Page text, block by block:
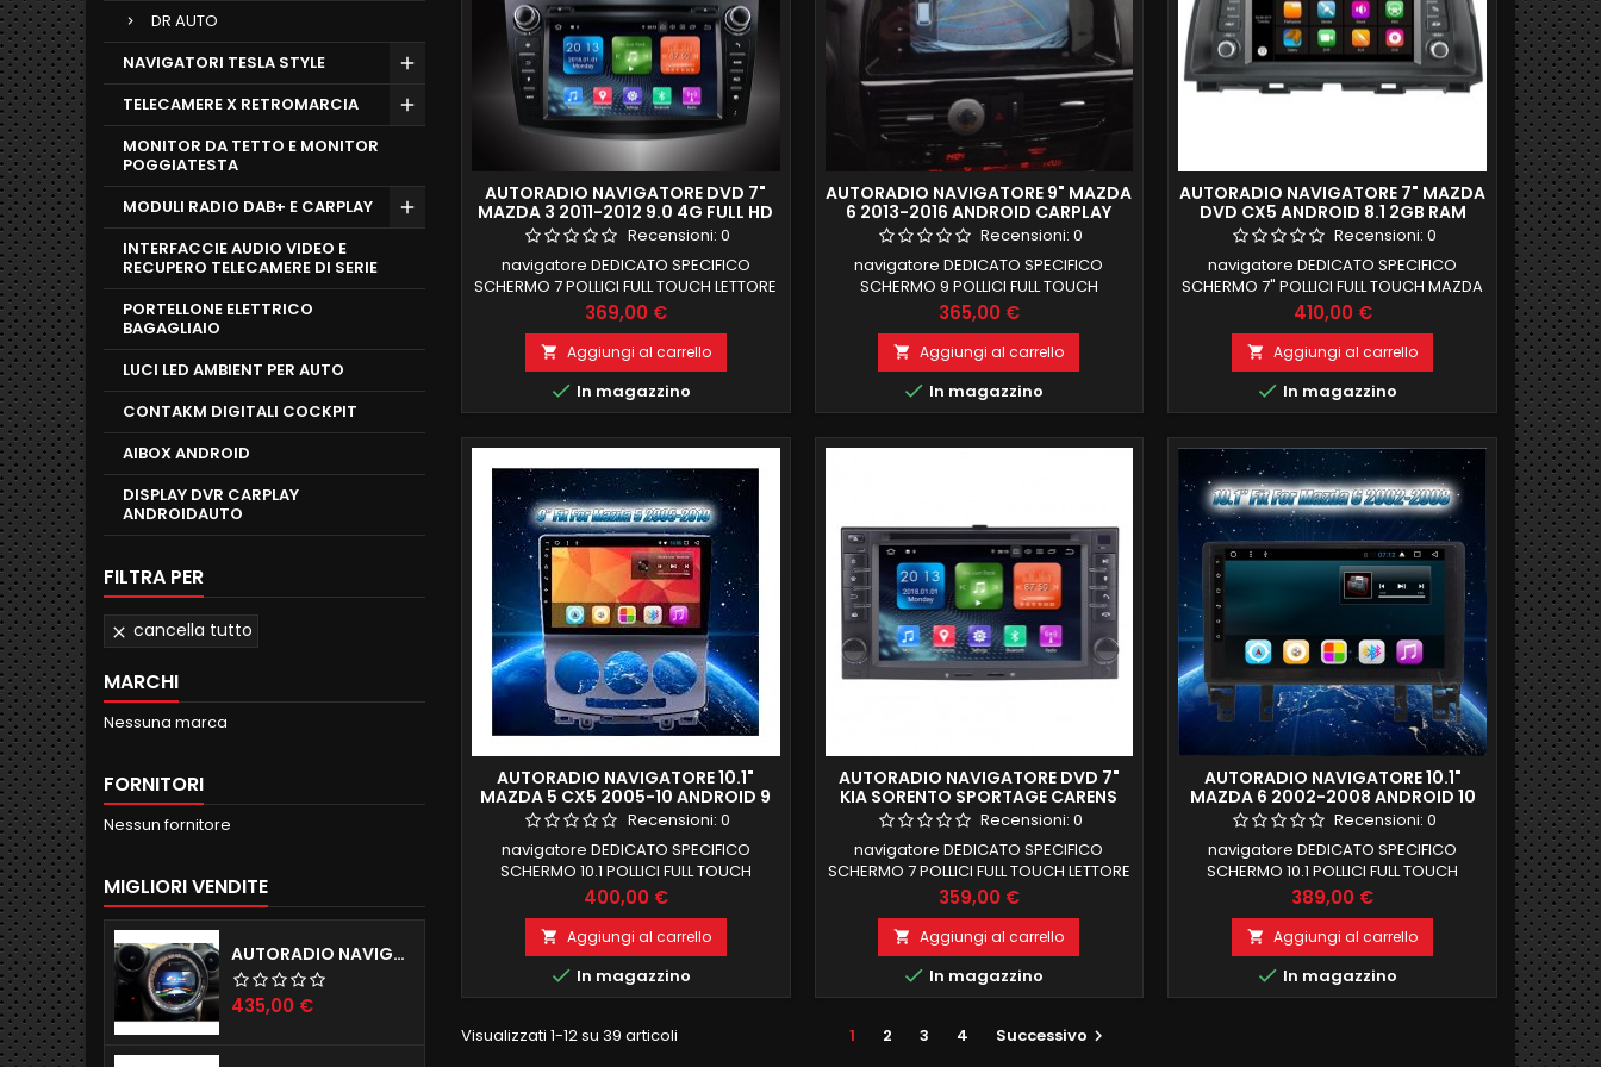
DR AUTO
NAVIGATORI TESLA STYLE
TELECAMERE X RETROMARCIA
MONITOR DA TETTO E MONITOR
POGGIATESTA
MODULI RADIO DAB+ E CARPLAY
INTERFACCIE AUDIO VIDEO E
RECUPERO TELECAMERE DI SERIE
PORTELLONE ELETTRICO
BAGAGLIAIO
LUCI LED AMBIENT PER AUTO
CONTAKM DIGITALI COCKPIT
AIBOX ANDROID
DISPLAY DVR CARPLAY
ANDROIDAUTO
FILTRA PER
 cancella tutto
MARCHI
Nessuna marca
FORNITORI
Nessun fornitore
MIGLIORI VENDITE
AUTORADIO NAVIGATORE R56 57 60 ANDROID 12.0 QUADCORE WIFI 2GB RAM 16GB ROM
Prezzo
435,00 €
AUTORADIO NAVIGATORE DVD 7"
MAZDA 3 2011-2012 9.0 4G FULL HD
DAB FULL TOUCH
Recensioni: 0
navigatore DEDICATO SPECIFICO
SCHERMO 7 POLLICI FULL TOUCH LETTORE
CD DVD MAZDA 3 2010-2012( RECUPERO
COMANDI AL VOLANTE E INFO DI BORDO)
2 GB RAM 32 GB ROM ANDROID 9.0
FUNZIONE MIRRORLINK COMPATIBILE
MODULO DAB+WIFI
INTEGRATO BLUETOOTH INTEGRATO
ingresso camera e aux
Prezzo
369,00 €
 Aggiungi al carrello
 In magazzino
AUTORADIO NAVIGATORE 9" MAZDA
6 2013-2016 ANDROID CARPLAY
Recensioni:0
navigatore DEDICATO SPECIFICO
SCHERMO 9 POLLICI FULL TOUCH
MAZDA 6 2013-2016 MANTENIMENTO
COMANDI AL VOLANTE 2 GB RAM 32 GB
ROM ANDROID 13 FUNZIONE MIRRORLINK
COMPATIBILE MODULO DAB+WIFI
INTEGRATO BLUETOOTH INTEGRATO
ingresso camera e aux
Prezzo
365,00 €
 Aggiungi al carrello
 In magazzino
AUTORADIO NAVIGATORE 7" MAZDA
DVD CX5 ANDROID 8.1 2GB RAM
FULL HD DAB
Recensioni:0
navigatore DEDICATO SPECIFICO
SCHERMO 7" POLLICI FULL TOUCH MAZDA
CX5 CON LETTORE DVD MANTENIMENTO
COMANDI AL VOLANTE JOYSTICK IN
OMAGGIO 2 GB RAM 32 GB ROM
ANDROID 8,1 FUNZIONE MIRRORLINK
COMPATIBILE MODULO DAB+WIFI
INTEGRATO BLUETOOTH INTEGRATO
ingresso camera e aux
Prezzo
410,00 €
 Aggiungi al carrello
 In magazzino
AUTORADIO NAVIGATORE 10.1"
MAZDA 5 CX5 2005-10 ANDROID 9
4GB RAM 32 GB ROM DSP GIANTECH
STANDARD
Recensioni: 0
navigatore DEDICATO SPECIFICO
SCHERMO 10.1 POLLICI FULL TOUCH
MAZDA 5 CX5 2005-10 COMPATIBILE
CON IMPIANTO BOSE DI SERIE
MANTENIMENTO COMANDI AL VOLANTE 4
GB RAM 32GB ROM DSP INTEGRATO
ANDROID 9 FUNZIONE MIRRORLINK
COMPATIBILE MODULO DAB+WIFI
ingresso camera e aux
Prezzo
400,00 €
 Aggiungi al carrello
 In magazzino
AUTORADIO NAVIGATORE DVD 7"
KIA SORENTO SPORTAGE CARENS
RIO CEED 2003 -2011 9.0 4G FULL HD
DAB
Recensioni:0
navigatore DEDICATO SPECIFICO
SCHERMO 7 POLLICI FULL TOUCH LETTORE
CD DVD KIA CERATO(2003-
2006)CEED(2006-
2009)SPORTAGE(2004-
2010)SORENTO(2002-
2009)SPECTRA(2004-2009)CARENS,X-
TREK,RONDO,ROND7(2006-
2010)PICANTO,MORNINF,EUROSTAR(2007-
Prezzo
359,00 €
 Aggiungi al carrello
 In magazzino
AUTORADIO NAVIGATORE 10.1"
MAZDA 6 2002-2008 ANDROID 10
2GB RAM FULL HD DAB
Recensioni:0
navigatore DEDICATO SPECIFICO
SCHERMO 10.1 POLLICI FULL TOUCH
MAZDA 6 2002-2008 COMPATIBILE CON
IMPIANTO BOSE DI SERIE MANTENIMENTO
COMANDI AL VOLANTE 2 GB RAM 32 GB
ROM ANDROID 10 FUNZIONE MIRRORLINK
COMPATIBILE MODULO DAB+WIFI
INTEGRATO BLUETOOTH INTEGRATO
Prezzo
389,00 €
 Aggiungi al carrello
 In magazzino
Visualizzati 1-12 su 39 articoli 1 2 3 4 Successivo 